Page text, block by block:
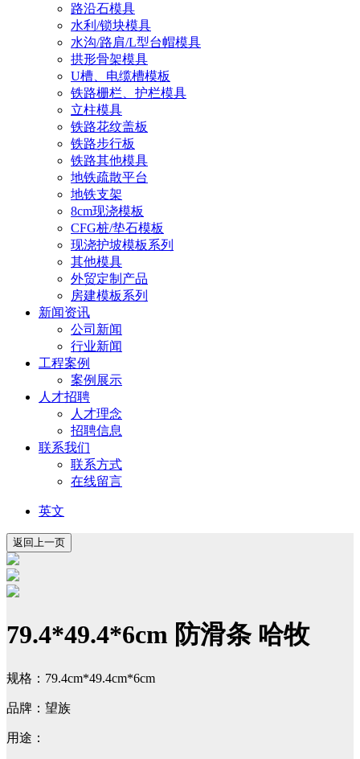
路沿石模具
水利/锁块模具
水沟/路肩/L型台帽模具
拱形骨架模具
U槽、电缆槽模板
铁路栅栏、护栏模具
立柱模具
铁路花纹盖板
铁路步行板
铁路其他模具
地铁疏散平台
地铁支架
8cm现浇模板
CFG桩/垫石模板
现浇护坡模板系列
其他模具
外贸定制产品
房建模板系列
新闻资讯
公司新闻
行业新闻
工程案例
案例展示
人才招聘
人才理念
招聘信息
联系我们
联系方式
在线留言
英文
79.4*49.4*6cm 防滑条 哈牧
规格：79.4cm*49.4cm*6cm
品牌：望族
用途：